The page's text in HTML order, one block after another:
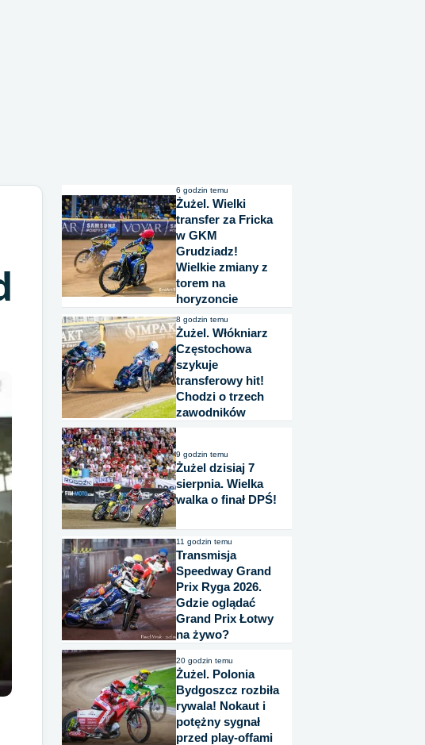
6 godzin temu
Żużel. Wielki
transfer za Fricka
w GKM
Grudziadz!
Wielkie zmiany z
torem na
horyzoncie
8 godzin temu
Żużel. Włókniarz
Częstochowa
szykuje
transferowy hit!
Chodzi o trzech
zawodników
9 godzin temu
Żużel dzisiaj 7
sierpnia. Wielka
walka o finał DPŚ!
11 godzin temu
Transmisja
Speedway Grand
Prix Ryga 2026.
Gdzie oglądać
Grand Prix Łotwy
na żywo?
20 godzin temu
Żużel. Polonia
Bydgoszcz rozbiła
rywala! Nokaut i
potężny sygnał
przed play-offami